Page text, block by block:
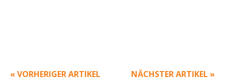
NÄCHSTER ARTIKEL »
« VORHERIGER ARTIKEL